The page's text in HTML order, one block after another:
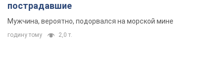
пострадавшие
Мужчина, вероятно, подорвался на морской мине
годину тому 2,0 т.